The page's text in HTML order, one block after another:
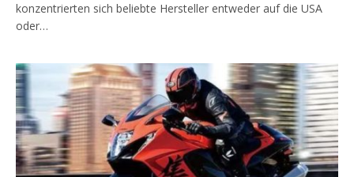
konzentrierten sich beliebte Hersteller entweder auf die USA
oder…